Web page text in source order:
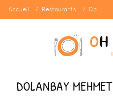
Accueil Restaurants Dolanbay Mehmet
DOLANBAY MEHMET